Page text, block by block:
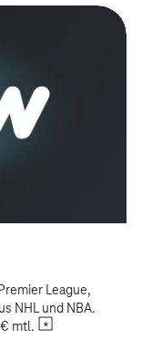
League,
NHL und NBA.
mtl.